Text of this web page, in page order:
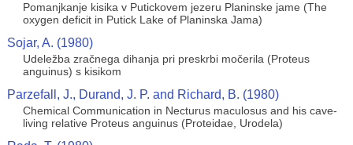
Pomanjkanje kisika v Putickovem jezeru Planinske jame (The
oxygen deficit in Putick Lake of Planinska Jama)
Sojar, A. (1980)
Udeležba zračnega dihanja pri preskrbi močerila (Proteus
anguinus) s kisikom
Parzefall, J., Durand, J. P. and Richard, B. (1980)
Chemical Communication in Necturus maculosus and his cave-
living relative Proteus anguinus (Proteidae, Urodela)